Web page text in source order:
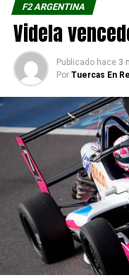
Luego clasificaron
Conde (Chevrolet),
Gabriel Villalba.
Roqueta e Ignacio
la primera curva y
La próxima fecha
de junio, en el marco
campeonato.
F2 ARGENTINA
Videla
Publicado hace 3
Por Tuercas En